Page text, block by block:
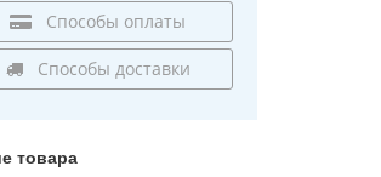
Способы оплаты
Способы доставки
товара